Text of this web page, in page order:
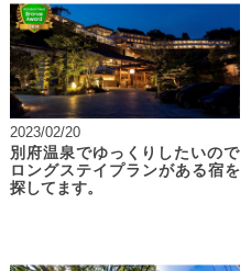
2023/02/20
別府温泉でゆっくりしたいので
ロングステイプランがある宿を
探してます。